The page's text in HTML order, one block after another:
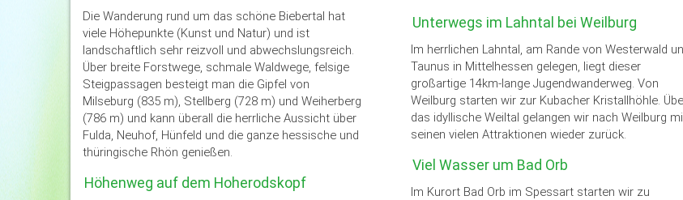
Die Wanderung rund um das schöne Biebertal hat
viele Höhepunkte (Kunst und Natur) und ist
landschaftlich sehr reizvoll und abwechslungsreich.
Über breite Forstwege, schmale Waldwege, felsige
Steigpassagen besteigt man die Gipfel von
Milseburg (835 m), Stellberg (728 m) und Weiherberg
(786 m) und kann überall die herrliche Aussicht über
Fulda, Neuhof, Hünfeld und die ganze hessische und
thüringische Rhön genießen.
Höhenweg auf dem Hoherodskopf
Unterwegs im Lahntal bei Weilburg
Im herrlichen Lahntal, am Rande von Westerwald
Taunus in Mittelhessen gelegen, liegt dieser
großartige 14km-lange Jugendwanderweg. Von
Weilburg starten wir zur Kubacher Kristallhöhle.
das idyllische Weiltal gelangen wir nach Weilburg
seinen vielen Attraktionen wieder zurück.
Viel Wasser um Bad Orb
Im Kurort Bad Orb im Spessart starten wir zu